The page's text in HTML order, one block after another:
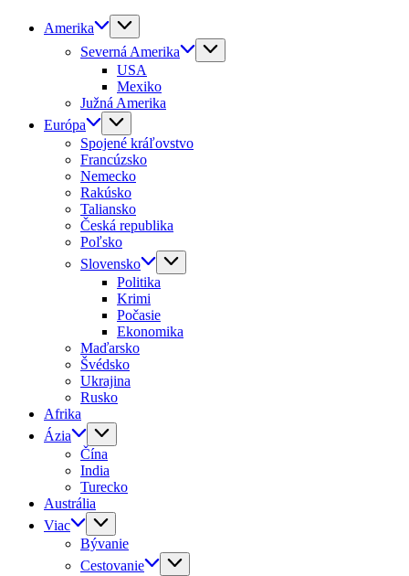
Amerika
Severná Amerika
USA
Mexiko
Južná Amerika
Európa
Spojené kráľovstvo
Francúzsko
Nemecko
Rakúsko
Taliansko
Česká republika
Poľsko
Slovensko
Politika
Krimi
Počasie
Ekonomika
Maďarsko
Švédsko
Ukrajina
Rusko
Afrika
Ázia
Čína
India
Turecko
Austrália
Viac
Bývanie
Cestovanie